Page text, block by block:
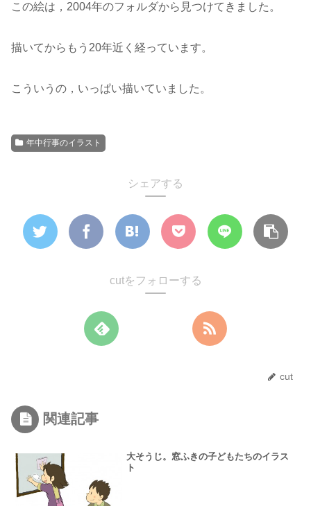
この絵は，2004年のフォルダから見つけてきました。
描いてからもう20年近く経っています。
こういうの，いっぱい描いていました。
年中行事のイラスト
シェアする
cutをフォローする
cut
関連記事
大そうじ。窓ふきの子どもたちのイラス
ト